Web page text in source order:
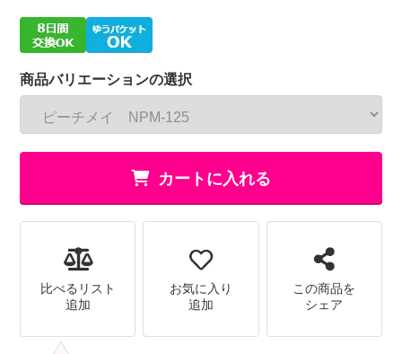
商品バリエーションの選択
カートに入れる
比べるリスト
追加
お気に入り
追加
この商品を
シェア